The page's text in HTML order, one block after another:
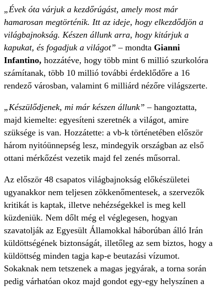
„Évek óta várjuk a kezdőrúgást, amely most már
hamarosan megtörténik. Itt az ideje, hogy elkezdődjön a
világbajnokság. Készen állunk arra, hogy kitárjuk a
kapukat, és fogadjuk a világot”– mondta Gianni
Infantino, hozzátéve, hogy több mint 6 millió szurkolóra
számítanak, több 10 millió további érdeklődőre a 16
rendező városban, valamint 6 milliárd nézőre világszerte.
„Készülődjenek, mi már készen állunk” – hangoztatta,
majd kiemelte: egyesíteni szeretnék a világot, amire
szüksége is van. Hozzátette: a vb-k történetében először
három nyitóünnepség lesz, mindegyik országban az első
ottani mérkőzést vezetik majd fel zenés műsorral.
Az először 48 csapatos világbajnokság előkészületei
ugyanakkor nem teljesen zökkenőmentesek, a szervezők
kritikát is kaptak, illetve nehézségekkel is meg kell
küzdeniük. Nem dőlt még el véglegesen, hogyan
szavatolják az Egyesült Államokkal háborúban álló Irán
küldöttségének biztonságát, illetőleg az sem biztos, hogy a
küldöttség minden tagja kap-e beutazási vízumot.
Sokaknak nem tetszenek a magas jegyárak, a torna során
pedig várhatóan okoz majd gondot egy-egy helyszínen a